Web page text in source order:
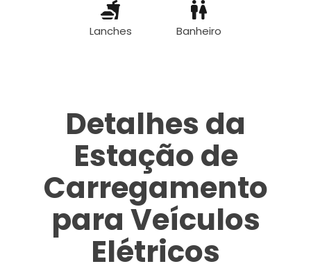
Lanches Banheiro
Detalhes da
Estação de
Carregamento
para Veículos
Elétricos